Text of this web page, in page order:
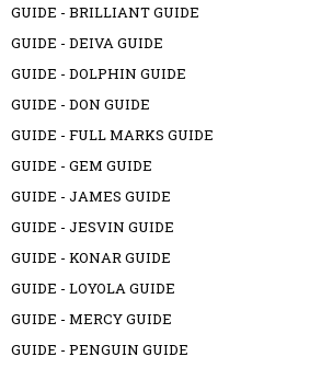
GUIDE - BRILLIANT GUIDE
GUIDE - DEIVA GUIDE
GUIDE - DOLPHIN GUIDE
GUIDE - DON GUIDE
GUIDE - FULL MARKS GUIDE
GUIDE - GEM GUIDE
GUIDE - JAMES GUIDE
GUIDE - JESVIN GUIDE
GUIDE - KONAR GUIDE
GUIDE - LOYOLA GUIDE
GUIDE - MERCY GUIDE
GUIDE - PENGUIN GUIDE